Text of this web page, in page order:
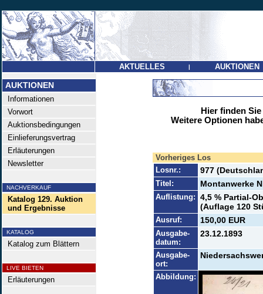
AKTUELLES | AUKTIONEN
AUKTIONEN
Informationen
Vorwort
Auktionsbedingungen
Einlieferungsvertrag
Erläuterungen
Newsletter
NACHVERKAUF
Katalog 129. Auktion
und Ergebnisse
KATALOG
Katalog zum Blättern
LIVE BIETEN
Erläuterungen
Hier finden
Weitere Optionen
Vorheriges Los
Losnr.:
977
Titel: Montanwerke
Auflistung: 4,5 % Partial-
(Auflage 120
Ausruf: 150,00 EUR
Ausgabe-
datum:
23.12.1893
Ausgabe-
ort:
Abbildung: